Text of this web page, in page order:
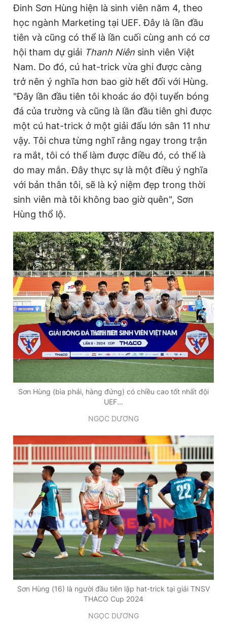
Đinh Sơn Hùng hiện là sinh viên năm 4, theo
học ngành Marketing tại UEF. Đây là lần đầu
tiên và cũng có thể là lần cuối cùng anh có cơ
hội tham dự giải Thanh Niên sinh viên Việt
Nam. Do đó, cú hat-trick vừa ghi được càng
trở nên ý nghĩa hơn bao giờ hết đối với Hùng.
"Đây lần đầu tiên tôi khoác áo đội tuyển bóng
đá của trường và cũng là lần đầu tiên ghi được
một cú hat-trick ở một giải đấu lớn sân 11 như
vậy. Tôi chưa từng nghĩ rằng ngay trong trận
ra mắt, tôi có thể làm được điều đó, có thể là
do may mắn. Đây thực sự là một điều ý nghĩa
với bản thân tôi, sẽ là kỷ niệm đẹp trong thời
sinh viên mà tôi không bao giờ quên", Sơn
Hùng thổ lộ.
Sơn Hùng (bìa phải, hàng đứng) có chiều cao tốt nhất đội
UEF...
NGỌC DƯƠNG
Sơn Hùng (16) là người đầu tiên lập hat-trick tại giải TNSV
THACO Cup 2024
NGỌC DƯƠNG